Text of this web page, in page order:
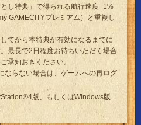
し特典」で得られる航行速度+1%
GAMECITYプレミアム）と重複し
てから本特典が有効になるまでに
最長で2日程度お待ちいただく場合
承知おきください。
らない場合は、ゲームへの再ログ
版、もしくはWindows版